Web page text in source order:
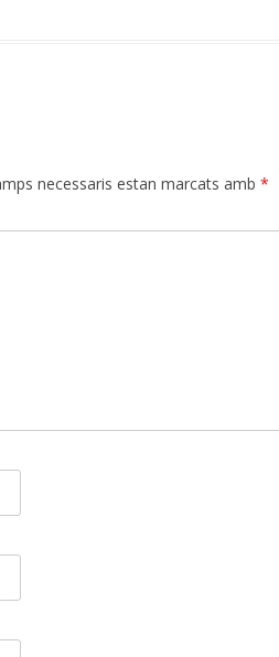
necessaris estan marcats amb *